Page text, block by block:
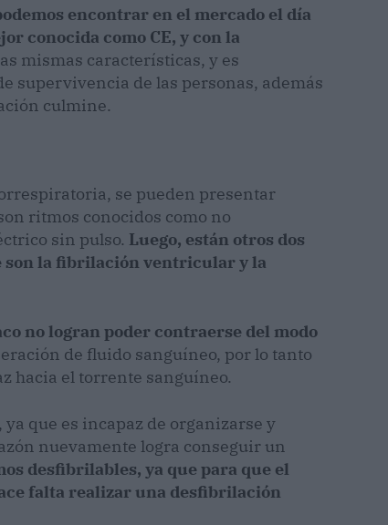
encontrar en el mercado el día
conocida como CE, y con la
mismas características, y es
supervivencia de las personas, además
culmine.
se pueden presentar
ritmos conocidos como no
sin pulso. Luego, están otros dos
son la fibrilación ventricular y la
no logran poder contraerse del modo
de fluido sanguíneo, por lo tanto
hacia el torrente sanguíneo.
que es incapaz de organizarse y
nuevamente logra conseguir un
desfibrilables, ya que para que el
falta realizar una desfibrilación